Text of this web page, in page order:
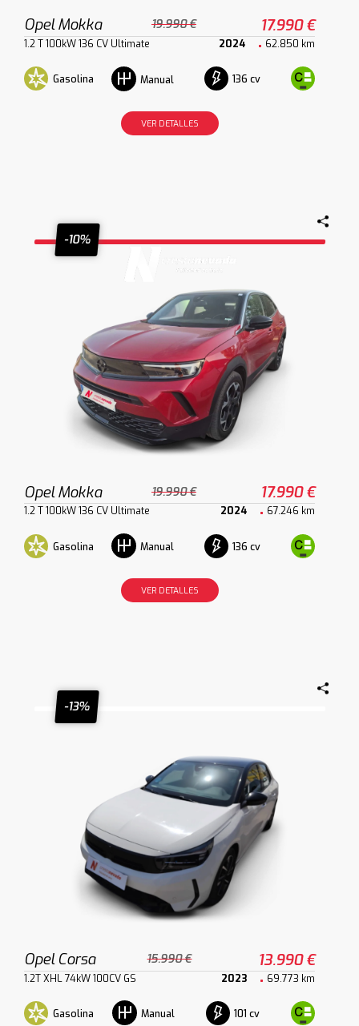
Opel Mokka 19.990 € 17.990 €
1.2 T 100kW 136 CV Ultimate 2024 62.850 km
Gasolina Manual 136 cv
VER DETALLES
-10%
Opel Mokka 19.990 € 17.990 €
1.2 T 100kW 136 CV Ultimate 2024 67.246 km
Gasolina Manual 136 cv
VER DETALLES
-13%
Opel Corsa 15.990 € 13.990 €
1.2T XHL 74kW 100CV GS 2023 69.773 km
Gasolina Manual 101 cv